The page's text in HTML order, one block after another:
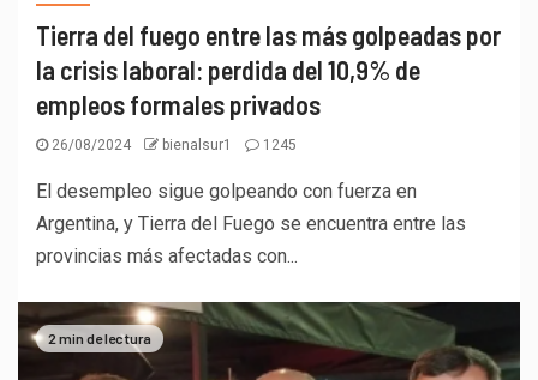
Tierra del fuego entre las más golpeadas por
la crisis laboral: perdida del 10,9% de
empleos formales privados
26/08/2024 bienalsur1 1245
El desempleo sigue golpeando con fuerza en
Argentina, y Tierra del Fuego se encuentra entre las
provincias más afectadas con...
2 min de lectura